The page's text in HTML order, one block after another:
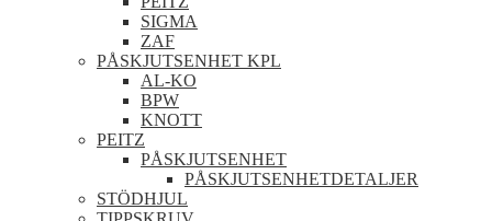
SIGMA
ZAF
PÅSKJUTSENHET KPL
AL-KO
BPW
KNOTT
PEITZ
PÅSKJUTSENHET
PÅSKJUTSENHETDETALJER
STÖDHJUL